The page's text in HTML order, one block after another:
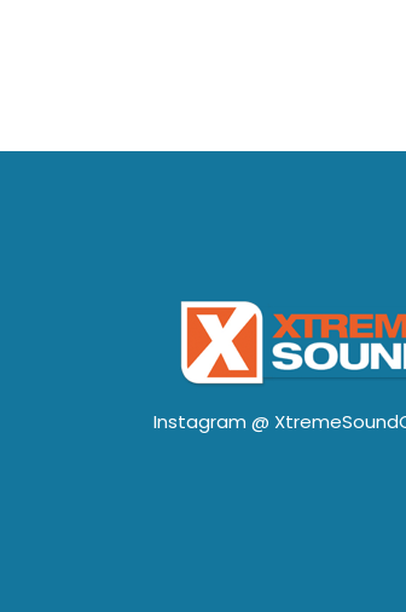
Instagram @